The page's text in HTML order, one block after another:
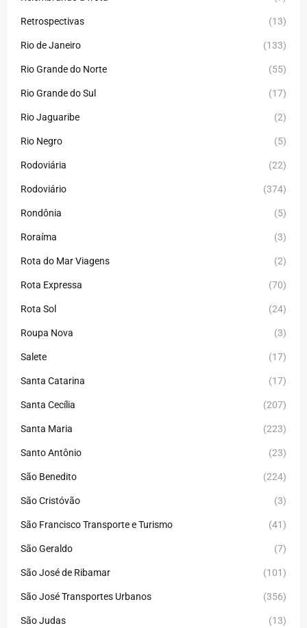
Retrospectivas (13)
Rio de Janeiro (133)
Rio Grande do Norte (55)
Rio Grande do Sul (17)
Rio Jaguaribe (2)
Rio Negro (5)
Rodoviária (22)
Rodoviário (374)
Rondônia (5)
Roraíma (3)
Rota do Mar Viagens (2)
Rota Expressa (70)
Rota Sol (24)
Roupa Nova (3)
Salete (17)
Santa Catarina (17)
Santa Cecília (207)
Santa Maria (223)
Santo Antônio (23)
São Benedito (224)
São Cristóvão (3)
São Francisco Transporte e Turismo (41)
São Geraldo (7)
São José de Ribamar (101)
São José Transportes Urbanos (356)
São Judas (13)